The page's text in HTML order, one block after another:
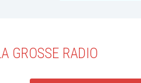
GROSSE RADIO